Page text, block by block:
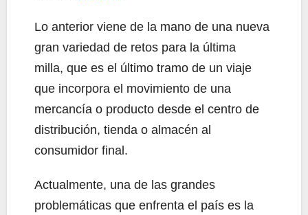
Lo anterior viene de la mano de una nueva
gran variedad de retos para la última
milla, que es el último tramo de un viaje
que incorpora el movimiento de una
mercancía o producto desde el centro de
distribución, tienda o almacén al
consumidor final.
Actualmente, una de las grandes
problemáticas que enfrenta el país es la